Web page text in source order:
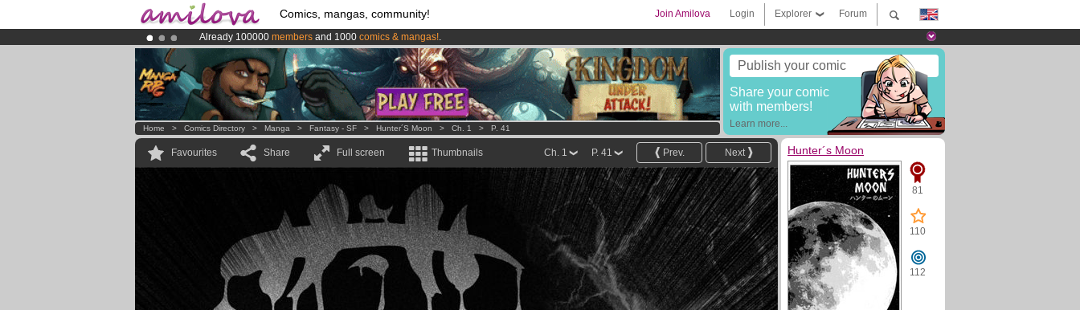
Comics, mangas, community! Forum
Explorer
Login
Join Amilova
Already 100000 members and 1000 comics & mangas!.
Premium membership from3.95 eurosper month !Get membership now
AmilovaKickstarter is now LIVE!.
Publish your comic
Share your comic
with members!
Learn more...
Home > Comics Directory > Manga > Fantasy - SF > Hunter´s Moon > Ch. 1 > P. 41
Favourites Share Full screen Thumbnails Next
Prev.
P. 41
Ch. 1 Hunter´s Moon
81
110
112